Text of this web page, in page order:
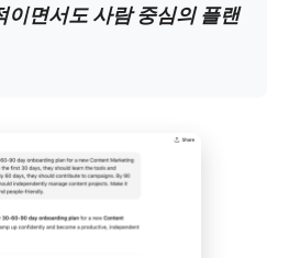
이면서도 사람 중심의 플랜